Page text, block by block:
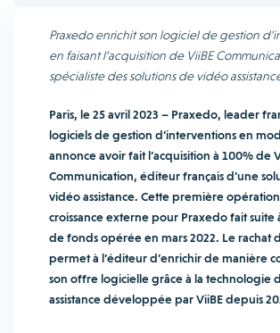
Praxedo enrichit son logiciel de gestion
en faisant l’acquisition de ViiBE
spécialiste des solutions de vidéo
Paris, le 25 avril 2023 – Praxedo, leader
logiciels de gestion d’interventions en
annonce avoir fait l’acquisition à 100% de
Communication, éditeur français d’une
vidéo assistance. Cette première
croissance externe pour Praxedo fait suite
de fonds opérée en mars 2022. Le rachat
permet à l’éditeur d’enrichir de manière
son offre logicielle grâce à la technologie
assistance développée par ViiBE depuis